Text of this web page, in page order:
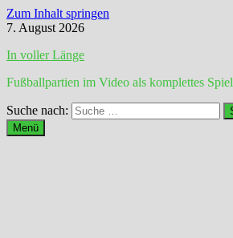
Zum Inhalt springen
7. August 2026
In voller Länge
Fußballpartien im Video als komplettes Spiel
Suche nach:
Menü